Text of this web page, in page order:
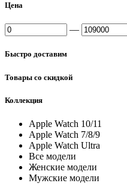
Цена
—
Быстро доставим
Товары со скидкой
Коллекция
Apple Watch 10/11
Apple Watch 7/8/9
Apple Watch Ultra
Все модели
Женские модели
Мужские модели